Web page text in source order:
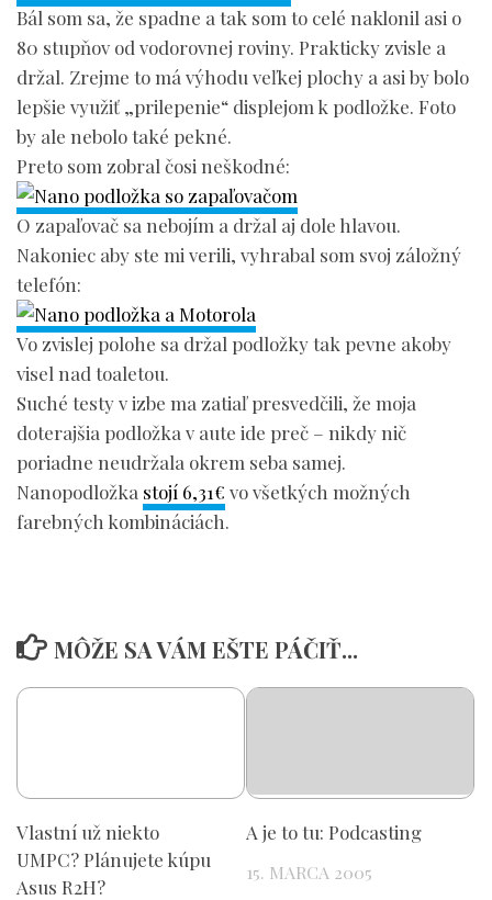
Bál som sa, že spadne a tak som to celé naklonil asi o
80 stupňov od vodorovnej roviny. Prakticky zvisle a
držal. Zrejme to má výhodu veľkej plochy a asi by bolo
lepšie využiť „prilepenie“ displejom k podložke. Foto
by ale nebolo také pekné.
Preto som zobral čosi neškodné:
O zapaľovač sa nebojím a držal aj dole hlavou.
Nakoniec aby ste mi verili, vyhrabal som svoj záložný
telefón:
Vo zvislej polohe sa držal podložky tak pevne akoby
visel nad toaletou.
Suché testy v izbe ma zatiaľ presvedčili, že moja
doterajšia podložka v aute ide preč – nikdy nič
poriadne neudržala okrem seba samej.
Nanopodložka stojí 6,31€ vo všetkých možných
farebných kombináciách.
MÔŽE SA VÁM EŠTE PÁČIŤ...
Vlastní už niekto
UMPC? Plánujete kúpu
Asus R2H?
A je to tu: Podcasting
15. MARCA 2005